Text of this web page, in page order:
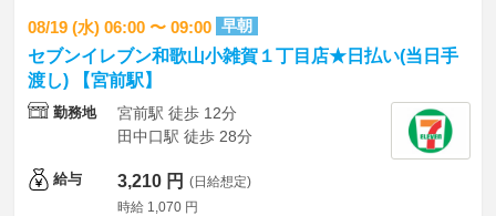
08/19 (水) 06:00 〜 09:00 早朝
セブンイレブン和歌山小雑賀１丁目店★日払い(当日手
渡し) 【宮前駅】
勤務地
宮前駅 徒歩 12分
田中口駅 徒歩 28分
給与 3,210 円 (日給想定)
時給 1,070 円